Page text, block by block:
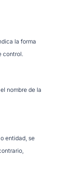
la forma
control.
nombre de la
entidad, se